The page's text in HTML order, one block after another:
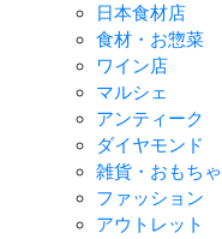
日本食材店
食材・お惣菜
ワイン店
マルシェ
アンティーク
ダイヤモンド
雑貨・おもちゃ
ファッション
アウトレット